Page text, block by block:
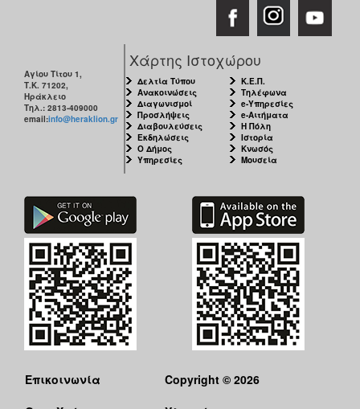
Αγίου Τίτου 1,
Τ.Κ. 71202,
Ηράκλειο
Τηλ.: 2813-409000
email:info@heraklion.gr
Χάρτης Ιστοχώρου
Δελτία Τύπου
Ανακοινώσεις
Διαγωνισμοί
Προσλήψεις
Διαβουλεύσεις
Εκδηλώσεις
Ο Δήμος
Υπηρεσίες
Κ.Ε.Π.
Τηλέφωνα
e-Υπηρεσίες
e-Αιτήματα
Η Πόλη
Ιστορία
Κνωσός
Μουσεία
Επικοινωνία
Copyright © 2026